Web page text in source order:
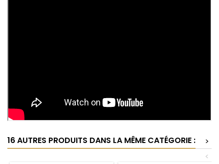
16 AUTRES PRODUITS DANS LA MÊME CATÉGORIE :
>
<